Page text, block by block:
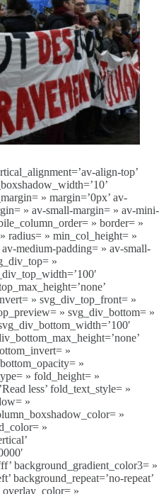
align-top’
» margin=’0px’ av-
» av-small-margin= » av-mini-
» border= »
radius= » min_col_height= »
medium-padding= » av-small-
»
» svg_div_top_front= »
» svg_div_bottom= »
»
»
» fold_height= »
less’ fold_text_style= »
»
»
»
background_gradient_color3= »
background_repeat=’no-repeat’
»